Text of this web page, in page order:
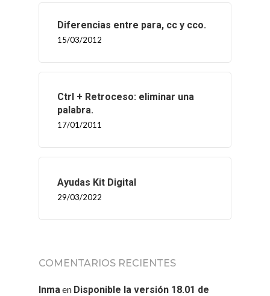
Diferencias entre para, cc y cco.
15/03/2012
Ctrl + Retroceso: eliminar una
palabra.
17/01/2011
Ayudas Kit Digital
29/03/2022
COMENTARIOS RECIENTES
Inmaen Disponible la versión 18.01 de
SOLNEX